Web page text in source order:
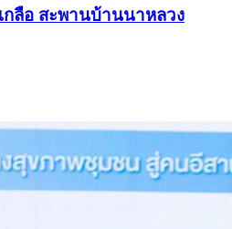
ลือ สะพานบ้านนาหลวง